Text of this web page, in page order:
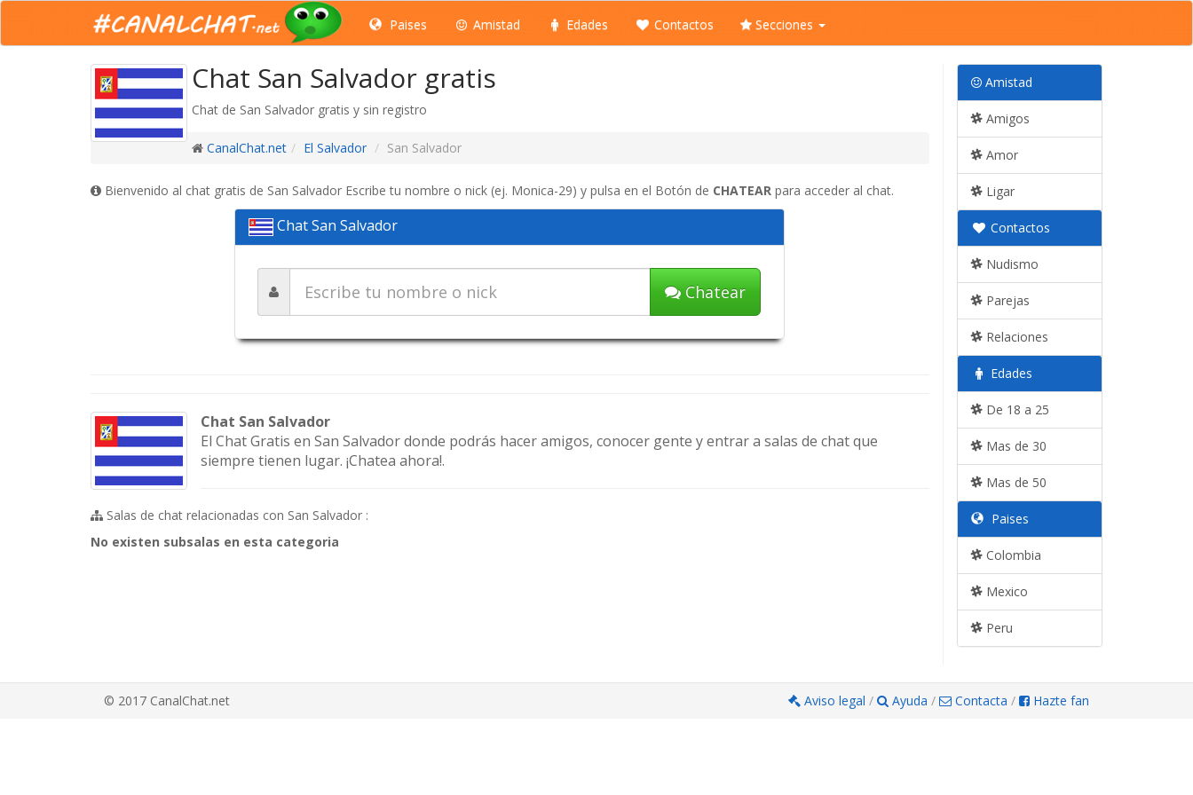
Paises Amistad Edades Contactos Secciones
Chat San Salvador gratis
Chat de San Salvador gratis y sin registro
CanalChat.net El Salvador San Salvador
Bienvenido al chat gratis de San Salvador Escribe tu nombre o nick (ej. Monica-29) y pulsa en el Botón de CHATEAR para acceder al chat.
Chat San Salvador
Chatear
Chat San Salvador
El Chat Gratis en San Salvador donde podrás hacer amigos, conocer gente y entrar a salas de chat que
siempre tienen lugar. ¡Chatea ahora!.
Salas de chat relacionadas con San Salvador :
No existen subsalas en esta categoria
Amistad
Amigos
Amor
Ligar
Contactos
Nudismo
Parejas
Relaciones
Edades
De 18 a 25
Mas de 30
Mas de 50
Paises
Colombia
Mexico
Peru
© 2017 CanalChat.net Aviso legal / Ayuda / Contacta / Hazte fan